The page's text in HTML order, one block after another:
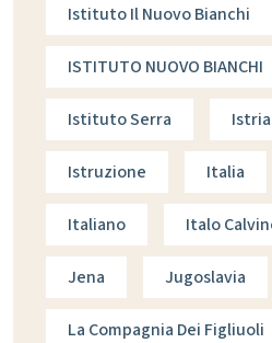
Istituto Il Nuovo Bianchi
ISTITUTO NUOVO BIANCHI
Istituto Serra Istria
Istruzione Italia
Italiano Italo
Jena Jugoslavia
La Compagnia Dei Figliuoli